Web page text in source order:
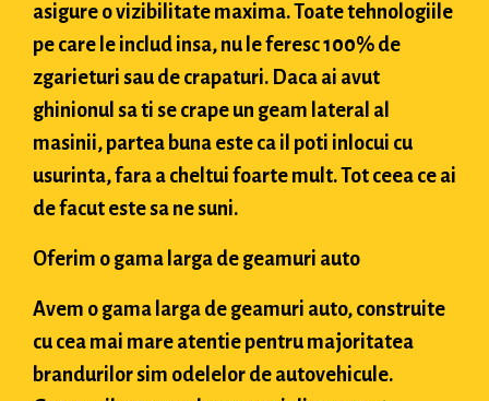
asigure o vizibilitate maxima. Toate tehnologiile
pe care le includ insa, nu le feresc 100% de
zgarieturi sau de crapaturi. Daca ai avut
ghinionul sa ti se crape un geam lateral al
masinii, partea buna este ca il poti inlocui cu
usurinta, fara a cheltui foarte mult. Tot ceea ce ai
de facut este sa ne suni.
Oferim o gama larga de geamuri auto
Avem o gama larga de geamuri auto, construite
cu cea mai mare atentie pentru majoritatea
brandurilor sim odelelor de autovehicule.